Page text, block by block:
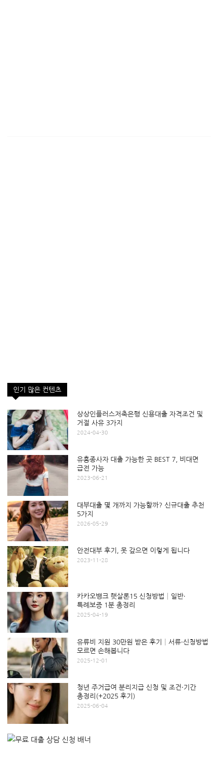
인기 많은 컨텐츠
상상인플러스저축은행 신용대출 자격조건 및
거절 사유 3가지
2024-04-30
유흥종사자 대출 가능한 곳 BEST 7, 비대면
급전 가능
2023-06-21
대부대출 몇 개까지 가능할까? 신규대출 추천
5가지
2026-05-29
안전대부 후기, 못 갚으면 이렇게 됩니다
2023-11-28
카카오뱅크 햇살론15 신청방법│일반·
특례보증 1분 총정리
2025-04-19
유류비 지원 30만원 받은 후기│서류·신청방법
모르면 손해봅니다
2025-12-01
청년 주거급여 분리지급 신청 및 조건·기간
총정리(+2025 후기)
2025-06-04